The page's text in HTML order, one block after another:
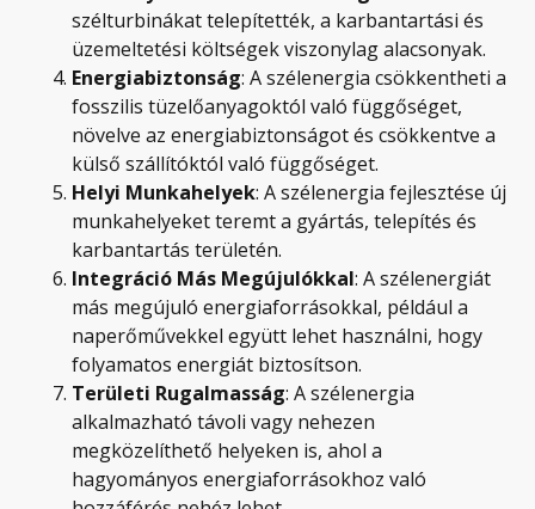
szélturbinákat telepítették, a karbantartási és
üzemeltetési költségek viszonylag alacsonyak.
Energiabiztonság: A szélenergia csökkentheti a
fosszilis tüzelőanyagoktól való függőséget,
növelve az energiabiztonságot és csökkentve a
külső szállítóktól való függőséget.
Helyi Munkahelyek: A szélenergia fejlesztése új
munkahelyeket teremt a gyártás, telepítés és
karbantartás területén.
Integráció Más Megújulókkal: A szélenergiát
más megújuló energiaforrásokkal, például a
naperőművekkel együtt lehet használni, hogy
folyamatos energiát biztosítson.
Területi Rugalmasság: A szélenergia
alkalmazható távoli vagy nehezen
megközelíthető helyeken is, ahol a
hagyományos energiaforrásokhoz való